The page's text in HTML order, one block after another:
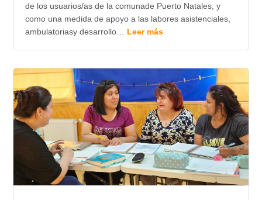
de los usuarios/as de la comunade Puerto Natales, y
como una medida de apoyo a las labores asistenciales,
ambulatoriasy desarrollo… Leer más